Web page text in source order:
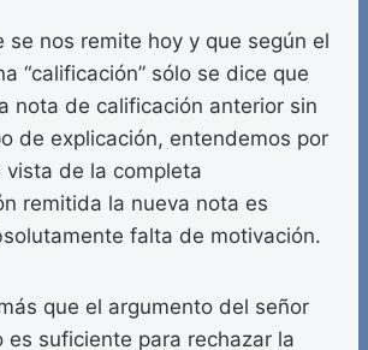
se nos remite hoy y que según el
“calificación” sólo se dice que
nota de calificación anterior sin
de explicación, entendemos por
de la completa
remitida la nueva nota es
falta de motivación.
que el argumento del señor
es suficiente para rechazar la